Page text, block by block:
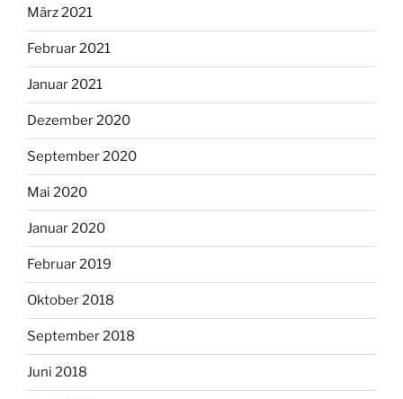
März 2021
Februar 2021
Januar 2021
Dezember 2020
September 2020
Mai 2020
Januar 2020
Februar 2019
Oktober 2018
September 2018
Juni 2018